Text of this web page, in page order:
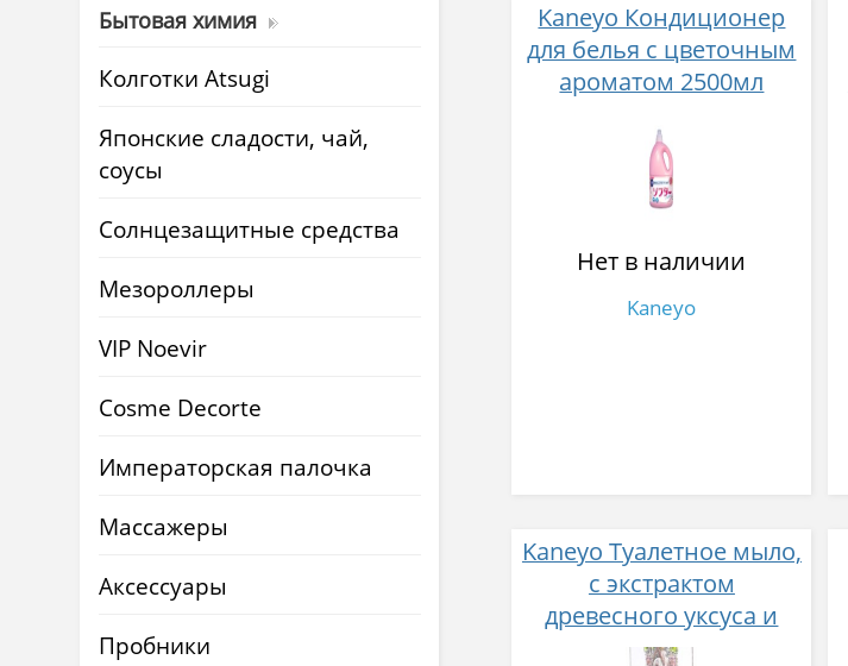
Бытовая химия
Колготки Atsugi
Японские сладости, чай,
соусы
Солнцезащитные средства
Мезороллеры
VIP Noevir
Cosme Decorte
Императорская палочка
Массажеры
Аксессуары
Пробники
Kaneyo Кондиционер
для белья с цветочным
ароматом 2500мл
Нет в наличии
Kaneyo
Kaneyo Туалетное мыло,
с экстрактом
древесного уксуса и
древесным углем, 3 х